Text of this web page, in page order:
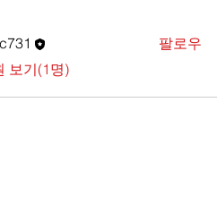
팔로우
보기(1명)